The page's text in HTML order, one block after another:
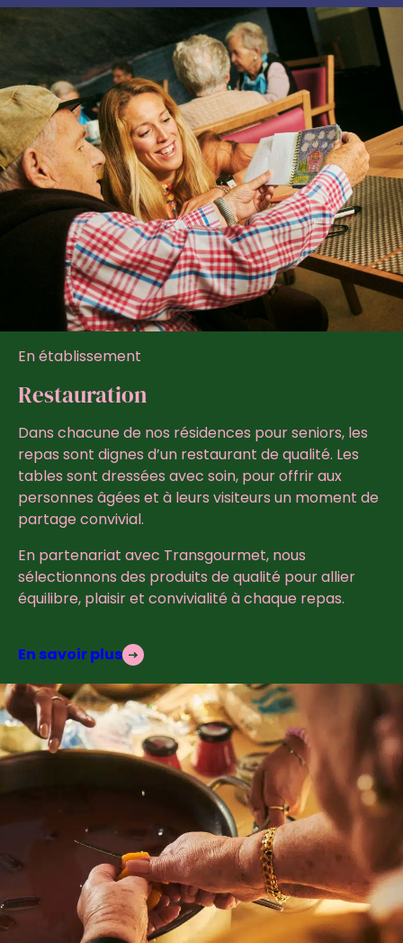
En établissement
Restauration
Dans chacune de nos résidences pour seniors, les
repas sont dignes d’un restaurant de qualité. Les
tables sont dressées avec soin, pour offrir aux
personnes âgées et à leurs visiteurs un moment de
partage convivial.
En partenariat avec Transgourmet, nous
sélectionnons des produits de qualité pour allier
équilibre, plaisir et convivialité à chaque repas.
En savoir plus